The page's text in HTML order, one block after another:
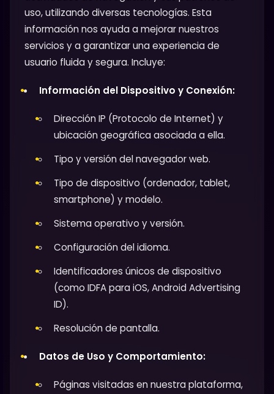
uso, utilizando diversas tecnologías. Esta
información nos ayuda a mejorar nuestros
servicios y a garantizar una experiencia de
usuario fluida y segura. Incluye:
Información del Dispositivo y Conexión:
Dirección IP (Protocolo de Internet) y
ubicación geográfica asociada a ella.
Tipo y versión del navegador web.
Tipo de dispositivo (ordenador, tablet,
smartphone) y modelo.
Sistema operativo y versión.
Configuración del idioma.
Identificadores únicos de dispositivo
(como IDFA para iOS, Android Advertising
ID).
Resolución de pantalla.
Datos de Uso y Comportamiento:
Páginas visitadas en nuestra plataforma,